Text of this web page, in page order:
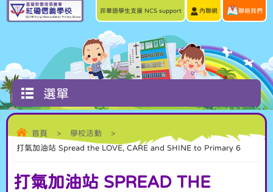
非華語學生支援 NCS support 內聯網 聯絡我們
選單
首頁 > 學校活動
>
打氣加油站 Spread the LOVE, CARE and SHINE to Primary 6
打氣加油站 SPREAD THE